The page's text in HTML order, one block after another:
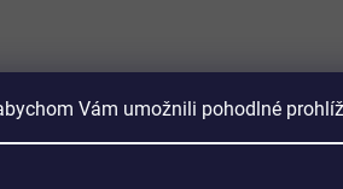
Vám umožnili pohodlné